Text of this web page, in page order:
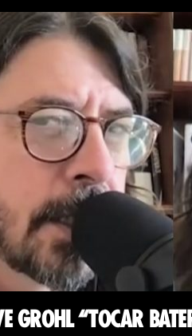
GROHL “TOCAR